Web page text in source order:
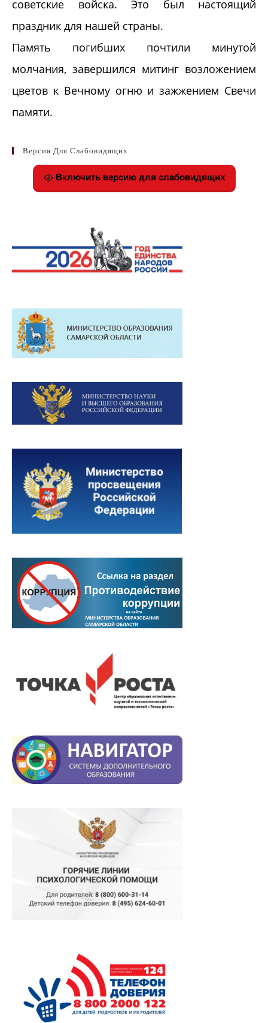
советские войска. Это был настоящий
праздник для нашей страны.
Память погибших почтили минутой
молчания, завершился митинг возложением
цветов к Вечному огню и зажжением Свечи
памяти.
Версия Для Слабовидящих
Включить версию для слабовидящих